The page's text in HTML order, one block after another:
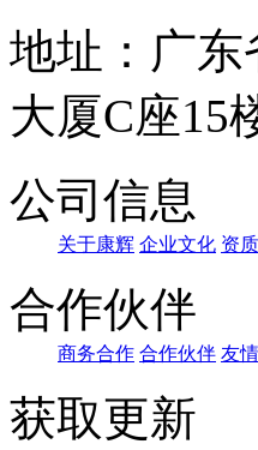
地址：广
大厦C座
公司信息
关于康辉 企业文化 资
合作伙伴
商务合作 合作伙伴 友
获取更新